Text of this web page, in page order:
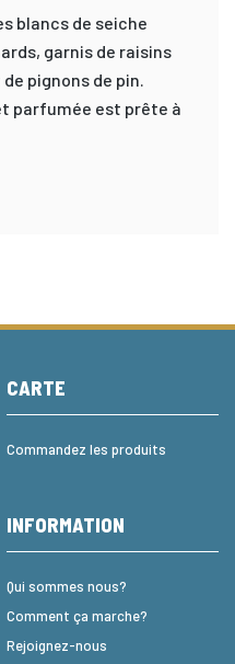
blancs de seiche
garnis de raisins
pignons de pin.
parfumée est prête à
CARTE
Commandez les produits
INFORMATION
Qui sommes nous?
Comment ça marche?
Rejoignez-nous